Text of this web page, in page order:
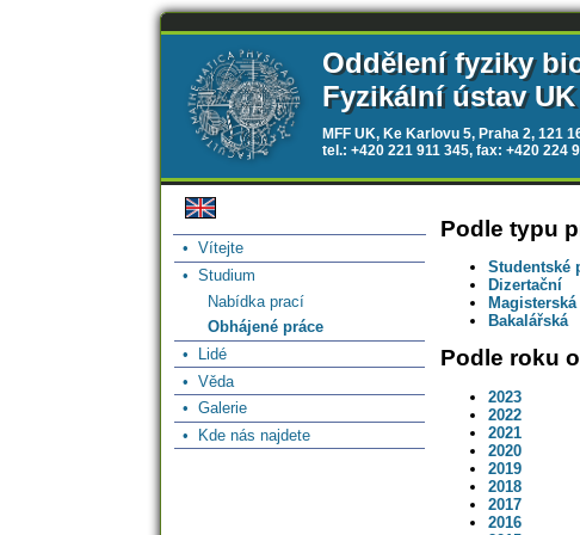
Oddělení fyziky
Fyzikální ústav UK
MFF UK, Ke Karlovu 5, Praha 2, 121
tel.: +420 221 911 345, fax: +420 224
• Vítejte
• Studium
Nabídka prací
Obhájené práce
• Lidé
• Věda
• Galerie
• Kde nás najdete
Podle typu
Studentské
Dizertační
Magisterská
Bakalářská
Podle roku
2023
2022
2021
2020
2019
2018
2017
2016